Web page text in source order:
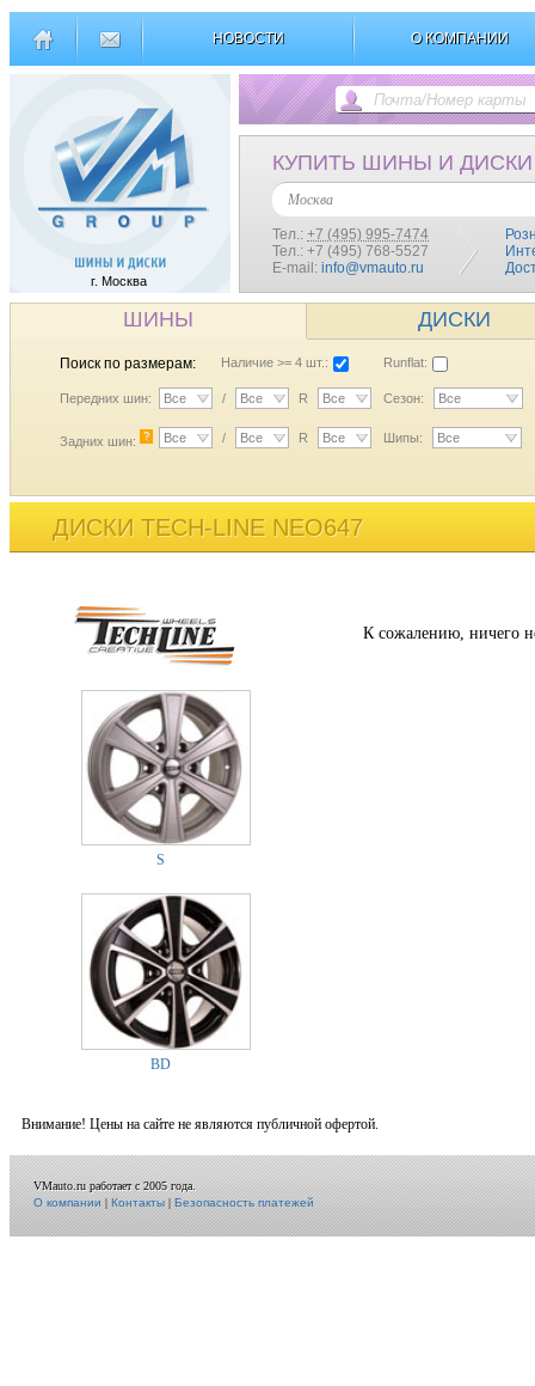
НОВОСТИ О КОМПАНИИ
г. Москва
КУПИТЬ ШИНЫ И ДИСКИ
Москва
Тел.: +7 (495) 995-7474
Тел.: +7 (495) 768-5527
E-mail: info@vmauto.ru
ШИНЫ ДИСКИ
Поиск по размерам: Наличие >= 4 шт.: Runflat:
Передних шин: Все / Все R Все Сезон: Все
Задних шин: ? Все / Все R Все Шипы: Все
ДИСКИ TECH-LINE NEO647
S
BD
К сожалению, ничего
Внимание! Цены на сайте не являются публичной офертой.
VMauto.ru работает с 2005 года.
О компании|Контакты|Безопасность платежей